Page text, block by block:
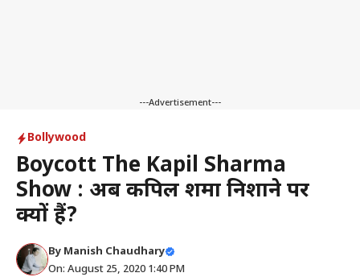
---Advertisement---
Bollywood
Boycott The Kapil Sharma
Show : अब कपिल शर्मा निशाने पर
क्यों हैं?
By Manish Chaudhary
On: August 25, 2020 1:40 PM